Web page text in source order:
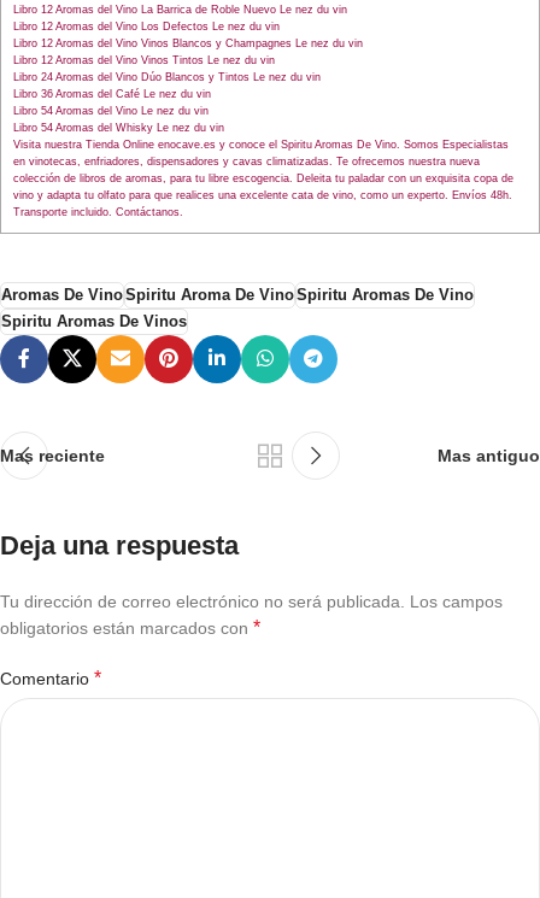
Libro 12 Aromas del Vino La Barrica de Roble Nuevo Le nez du vin
Libro 12 Aromas del Vino Los Defectos Le nez du vin
Libro 12 Aromas del Vino Vinos Blancos y Champagnes Le nez du vin
Libro 12 Aromas del Vino Vinos Tintos Le nez du vin
Libro 24 Aromas del Vino Dúo Blancos y Tintos Le nez du vin
Libro 36 Aromas del Café Le nez du vin
Libro 54 Aromas del Vino Le nez du vin
Libro 54 Aromas del Whisky Le nez du vin
Visita nuestra Tienda Online enocave.es y conoce el Spiritu Aromas De Vino. Somos Especialistas
en vinotecas, enfriadores, dispensadores y cavas climatizadas. Te ofrecemos nuestra nueva
colección de libros de aromas, para tu libre escogencia. Deleita tu paladar con un exquisita copa de
vino y adapta tu olfato para que realices una excelente cata de vino, como un experto. Envíos 48h.
Transporte incluido. Contáctanos.
Aromas De VinoSpiritu Aroma De VinoSpiritu Aromas De Vino
Spiritu Aromas De Vinos
Mas reciente Mas antiguo
Deja una respuesta
Tu dirección de correo electrónico no será publicada.
Los campos
obligatorios están marcados con *
Comentario *